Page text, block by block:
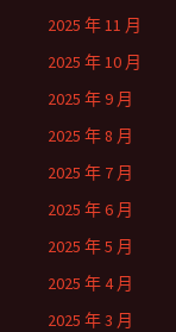
2025 年 11 月
2025 年 10 月
2025 年 9 月
2025 年 8 月
2025 年 7 月
2025 年 6 月
2025 年 5 月
2025 年 4 月
2025 年 3 月